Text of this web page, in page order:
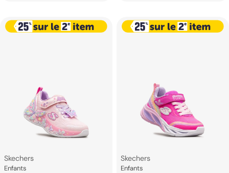
Fournisseur:
Skechers
Catégorie
Enfants
Fournisseur:
Skechers
Catégorie
Enfants